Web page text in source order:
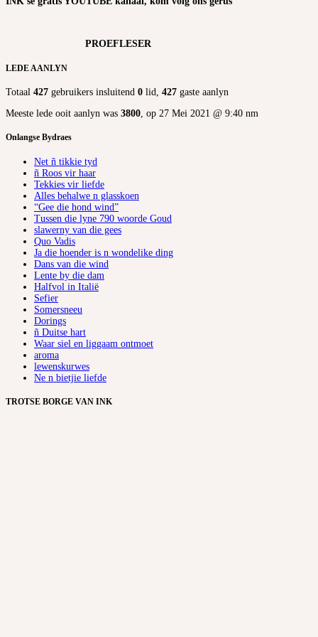
PROEFLESER
LEDE AANLYN
Totaal 427 gebruikers insluitend 0 lid, 427 gaste aanlyn
Meeste lede ooit aanlyn was 3800, op 27 Mei 2021 @ 9:40 nm
Onlangse Bydraes
Net ñ tikkie tyd
ñ Roos vir haar
Tekkies vir liefde
Alles behalwe n glasskoen
“Gee die hond wind”
Tussen die lyne 790 woorde Goud
slawerny van die gees
Quo Vadis
Ja die hoender is n wondelike ding
Dans van die wind
Lente by die dam
Halfvol in Italië
Sefier
Somersneeu
Dorings
ñ Duitse hart
Waar siel en liggaam ontmoet
aroma
lewenskurwes
Ne n bietjie liefde
TROTSE BORGE VAN INK